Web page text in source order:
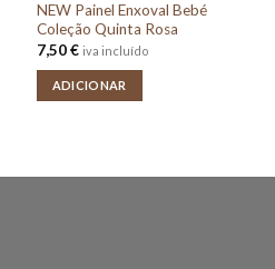
NEW Painel Enxoval Bebé
Coleção Quinta Rosa
7,50€ iva incluído
ADICIONAR